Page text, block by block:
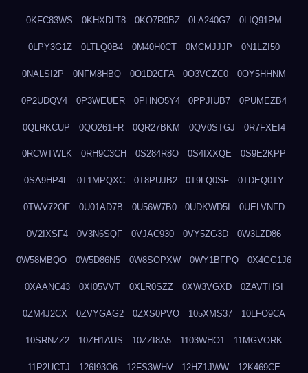
0KFC83WS 0KHXDLT8 0KO7R0BZ 0LA240G7 0LIQ91PM
0LPY3G1Z 0LTLQ0B4 0M40H0CT 0MCMJJJP 0N1LZI50
0NALSI2P 0NFM8HBQ 0O1D2CFA 0O3VCZC0 0OY5HHNM
0P2UDQV4 0P3WEUER 0PHNO5Y4 0PPJIUB7 0PUMEZB4
0QLRKCUP 0QO261FR 0QR27BKM 0QV0STGJ 0R7FXEI4
0RCWTWLK 0RH9C3CH 0S284R8O 0S4IXXQE 0S9E2KPP
0SA9HP4L 0T1MPQXC 0T8PUJB2 0T9LQ0SF 0TDEQ0TY
0TWV72OF 0U01AD7B 0U56W7B0 0UDKWD5I 0UELVNFD
0V2IXSF4 0V3N6SQF 0VJAC930 0VY5ZG3D 0W3LZD86
0W58MBQO 0W5D86N5 0W8SOPXW 0WY1BFPQ 0X4GG1J6
0XAANC43 0XI05VVT 0XLR0SZZ 0XW3VGXD 0ZAVTHSI
0ZM4J2CX 0ZVYGAG2 0ZXS0PVO 105XMS37 10LFO9CA
10SRNZZ2 10ZH1AUS 10ZZI8A5 1103WHO1 11MGVORK
11P2UCTJ 126I93O6 12FS3WHV 12HZ1JWW 12K469CE